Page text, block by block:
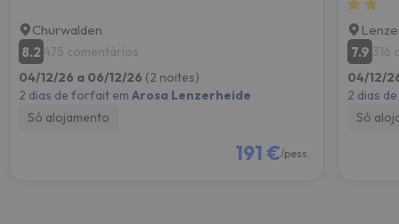
Churwalden
8.2 475 comentários
04/12/26 a 06/12/26 (2 noites)
2 dias de forfait em Arosa Lenzerheide
Só alojamento
191 €/pess.
7.9 316
04/12/
2 dias
Só